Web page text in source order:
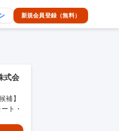
新規会員登録（無料）
式会
補】
ト・